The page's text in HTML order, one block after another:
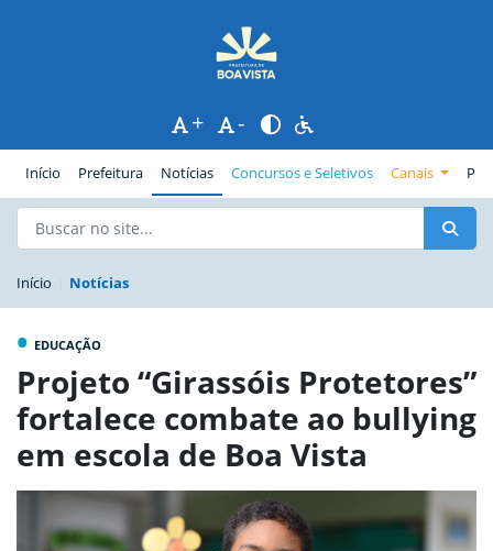
+ -
Início Prefeitura(página atual)
Notícias Concursos e Seletivos Canais
Início Notícias
• EDUCAÇÃO
Projeto “Girassóis Protetores”
fortalece combate ao bullying
em escola de Boa Vista